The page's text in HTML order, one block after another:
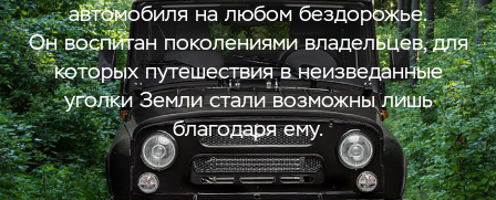
автомобиля на любом бездорожье.
Он воспитан поколениями владельцев, для
которых путешествия в неизведанные
уголки Земли стали возможны лишь
благодаря ему.